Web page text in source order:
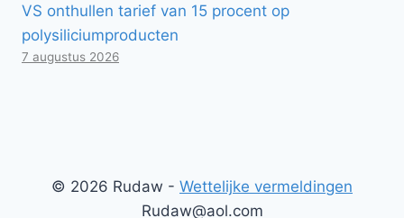
VS onthullen tarief van 15 procent op
polysiliciumproducten
7 augustus 2026
© 2026 Rudaw - Wettelijke vermeldingen
Rudaw@aol.com